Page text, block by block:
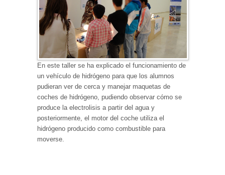
En este taller se ha explicado el funcionamiento de
un vehículo de hidrógeno para que los alumnos
pudieran ver de cerca y manejar maquetas de
coches de hidrógeno, pudiendo observar cómo se
produce la electrolisis a partir del agua y
posteriormente, el motor del coche utiliza el
hidrógeno producido como combustible para
moverse.